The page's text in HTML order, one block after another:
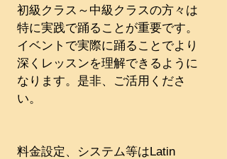
初級クラス～中級クラスの方々は
特に実践で踊ることが重要です。
イベントで実際に踊ることでより
深くレッスンを理解できるように
なります。是非、ご活用くださ
い。
料金設定、システム等はLatin